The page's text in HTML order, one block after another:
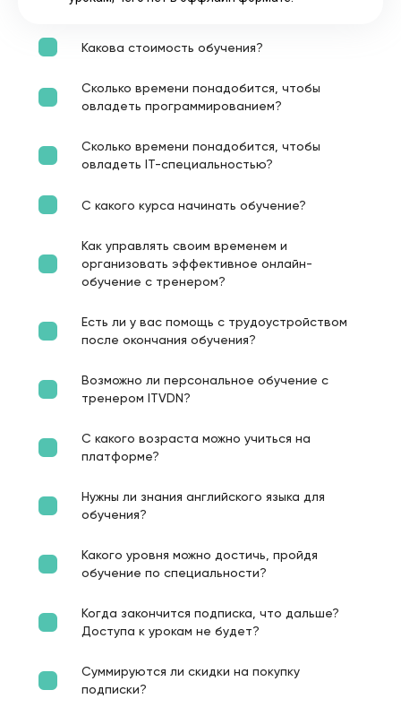
Какова стоимость обучения?
Сколько времени понадобится, чтобы
овладеть программированием?
Сколько времени понадобится, чтобы
овладеть IT-специальностью?
С какого курса начинать обучение?
Как управлять своим временем и
организовать эффективное онлайн-
обучение с тренером?
Есть ли у вас помощь с трудоустройством
после окончания обучения?
Возможно ли персональное обучение с
тренером ITVDN?
С какого возраста можно учиться на
платформе?
Нужны ли знания английского языка для
обучения?
Какого уровня можно достичь, пройдя
обучение по специальности?
Когда закончится подписка, что дальше?
Доступа к урокам не будет?
Суммируются ли скидки на покупку
подписки?